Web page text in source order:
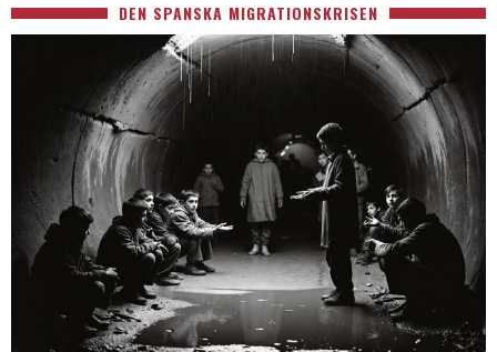
DEN SPANSKA MIGRATIONSKRISEN